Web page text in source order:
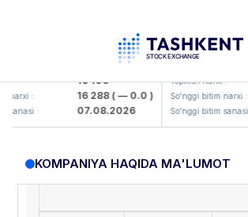
: 16 100
narxi : 16 288( — 0.0 )
: 07.08.2026
KFSK
Yopilish narxi :
So'nggi bitim narxi :
So'nggi bitim sanasi :
KOMPANIYA HAQIDA MA'LUMOT